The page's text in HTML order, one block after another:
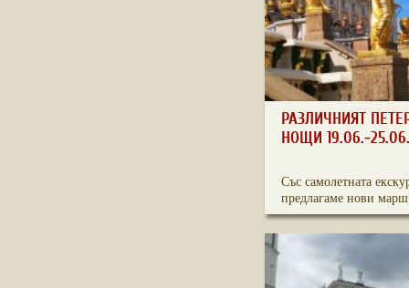
РАЗЛИЧНИЯТ
НОЩИ 19.06.-
Със самолетната
предлагаме нови